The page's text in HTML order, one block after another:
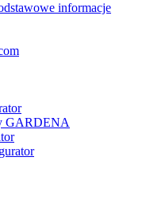
informacje
GARDENA